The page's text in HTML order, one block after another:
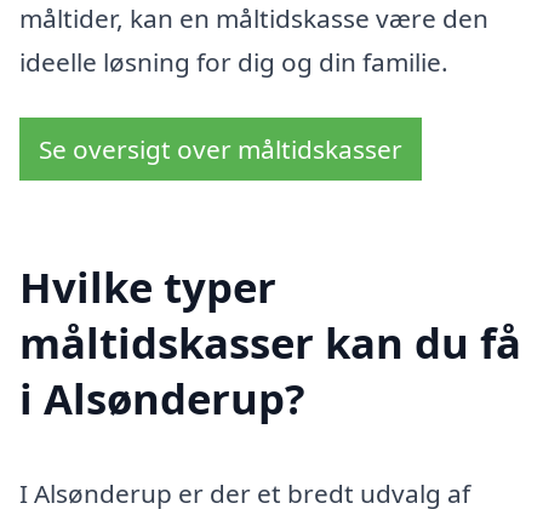
måltider, kan en måltidskasse være den
ideelle løsning for dig og din familie.
Se oversigt over måltidskasser
Hvilke typer
måltidskasser kan du få
i Alsønderup?
I Alsønderup er der et bredt udvalg af